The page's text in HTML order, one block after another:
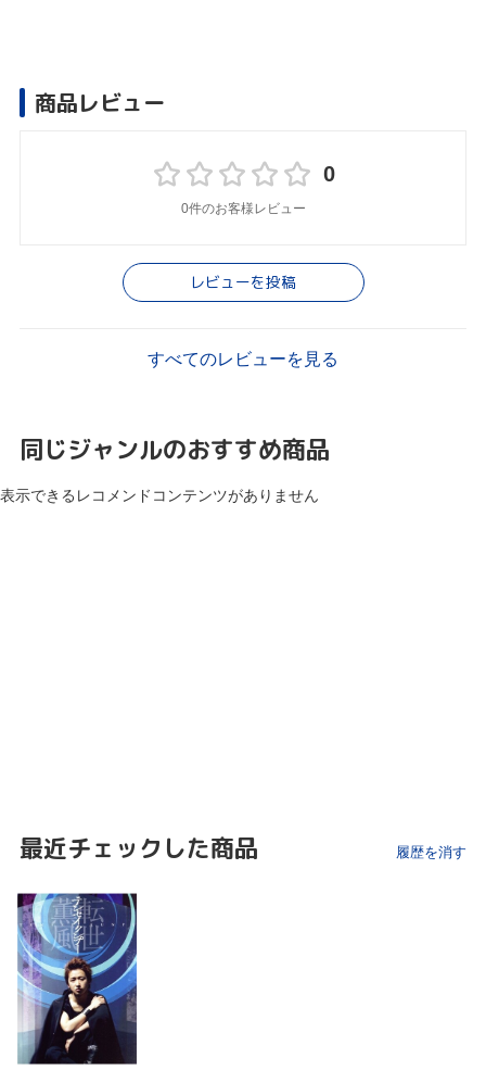
商品レビュー
0
0件のお客様レビュー
レビューを投稿
すべてのレビューを見る
同じジャンルのおすすめ商品
表示できるレコメンドコンテンツがありません
最近チェックした商品 履歴を消す